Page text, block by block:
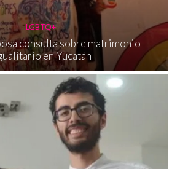
LGBTQ+
consulta sobre matrimonio
en Yucatán